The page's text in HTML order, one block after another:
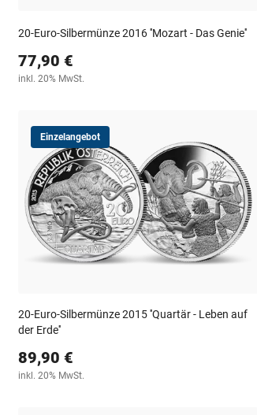
20-Euro-Silbermünze 2016 ''Mozart - Das Genie''
77,90 €
inkl. 20% MwSt.
Einzelangebot
20-Euro-Silbermünze 2015 ''Quartär - Leben auf
der Erde''
89,90 €
inkl. 20% MwSt.